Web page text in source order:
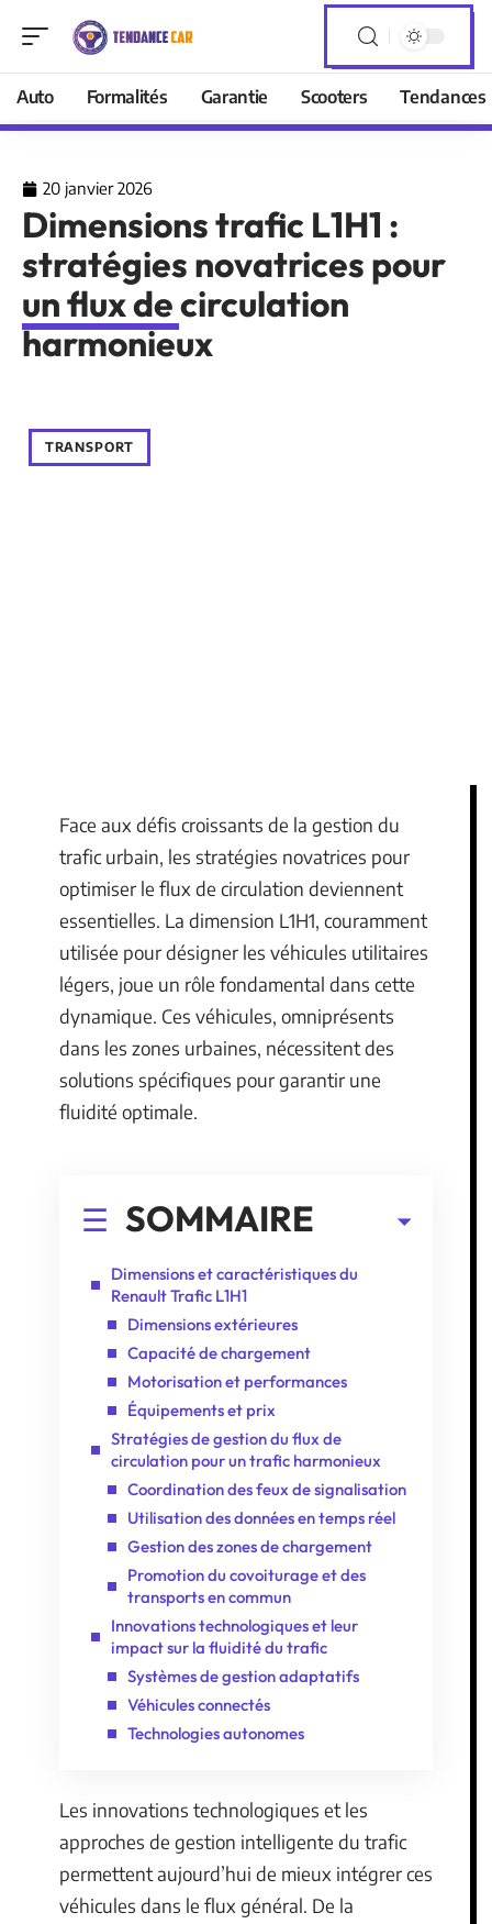
Auto Formalités Garantie Scooters Tendances
20 janvier 2026
Dimensions trafic L1H1 :
stratégies novatrices pour
un flux de circulation
harmonieux
TRANSPORT
Face aux défis croissants de la gestion du
trafic urbain, les stratégies novatrices pour
optimiser le flux de circulation deviennent
essentielles. La dimension L1H1, couramment
utilisée pour désigner les véhicules utilitaires
légers, joue un rôle fondamental dans cette
dynamique. Ces véhicules, omniprésents
dans les zones urbaines, nécessitent des
solutions spécifiques pour garantir une
fluidité optimale.
SOMMAIRE
Dimensions et caractéristiques du
Renault Trafic L1H1
Dimensions extérieures
Capacité de chargement
Motorisation et performances
Équipements et prix
Stratégies de gestion du flux de
circulation pour un trafic harmonieux
Coordination des feux de signalisation
Utilisation des données en temps réel
Gestion des zones de chargement
Promotion du covoiturage et des
transports en commun
Innovations technologiques et leur
impact sur la fluidité du trafic
Systèmes de gestion adaptatifs
Véhicules connectés
Technologies autonomes
Les innovations technologiques et les
approches de gestion intelligente du trafic
permettent aujourd’hui de mieux intégrer ces
véhicules dans le flux général. De la